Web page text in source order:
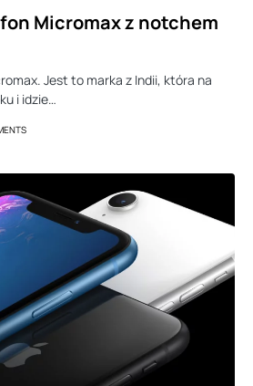
Micromax z notchem
Jest to marka z Indii, która na
i idzie…